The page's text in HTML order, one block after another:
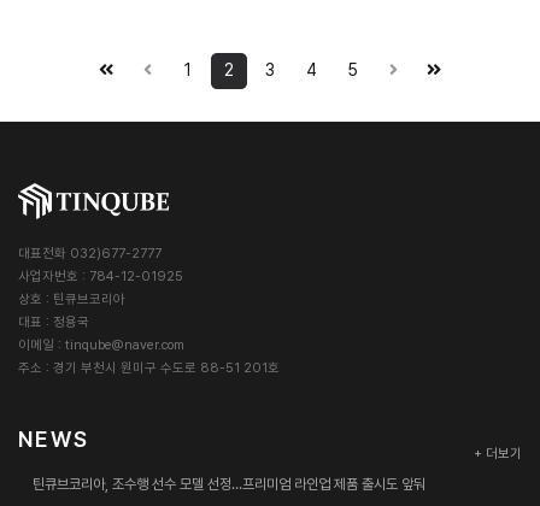
1 2 3 4 5
대표전화 032)677-2777
사업자번호 : 784-12-01925
상호 : 틴큐브코리아
대표 : 정용국
이메일 : tinqube@naver.com
주소 : 경기 부천시 원미구 수도로 88-51 201호
NEWS
+ 더보기
틴큐브코리아, 조수행 선수 모델 선정…프리미엄 라인업 제품 출시도 앞둬